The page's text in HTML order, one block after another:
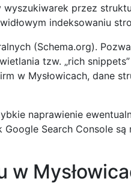
przez
indeksowaniu
(Schema.org).
tzw. „rich
w Mysłowicach, dane
naprawienie
Search Console